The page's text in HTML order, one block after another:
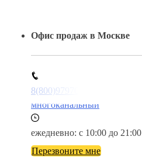
Офис продаж в Москве
8(800)9797043
многоканальный
ежедневно: с 10:00 до 21:00
Перезвоните мне